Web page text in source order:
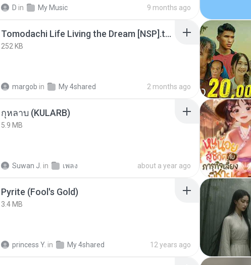
D in My Music 9 months ago
Tomodachi Life Living the Dream [NSP].torrent
252 KB
margob in My 4shared 2 months ago
กุหลาบ (KULARB)
5.9 MB
Suwan J. in เพลง about a year ago
Pyrite (Fool's Gold)
3.4 MB
princess Y. in My 4shared 12 years ago